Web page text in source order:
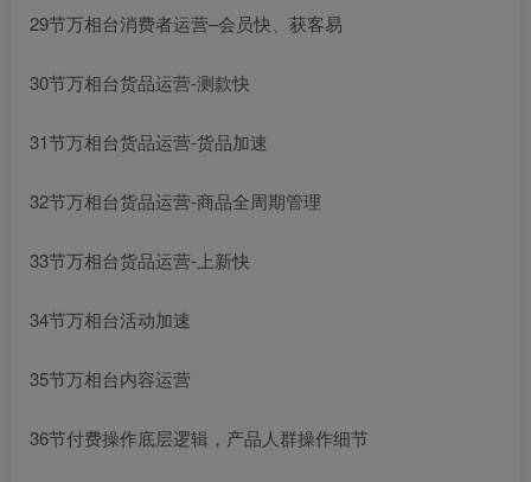
29节万相台消费者运营–会员快、获客易
30节万相台货品运营-测款快
31节万相台货品运营-货品加速
32节万相台货品运营-商品全周期管理
33节万相台货品运营-上新快
34节万相台活动加速
35节万相台内容运营
36节付费操作底层逻辑，产品人群操作细节